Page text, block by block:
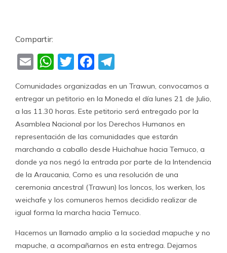
Compartir:
EmailWhatsApp
TwitterFacebook
Comunidades organizadas en un Trawun, convocamos a
entregar un petitorio en la Moneda el día lunes 21 de Julio,
a las 11.30 horas. Este petitorio será entregado por la
Asamblea Nacional por los Derechos Humanos en
representación de las comunidades que estarán
marchando a caballo desde Huichahue hacia Temuco, a
donde ya nos negó la entrada por parte de la Intendencia
de la Araucania, Como es una resolución de una
ceremonia ancestral (Trawun) los loncos, los werken, los
weichafe y los comuneros hemos decidido realizar de
igual forma la marcha hacia Temuco.
Hacemos un llamado amplio a la sociedad mapuche y no
mapuche, a acompañarnos en esta entrega. Dejamos